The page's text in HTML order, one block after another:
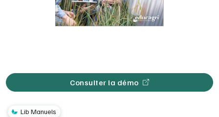
Consulter la démo
Lib Manuels